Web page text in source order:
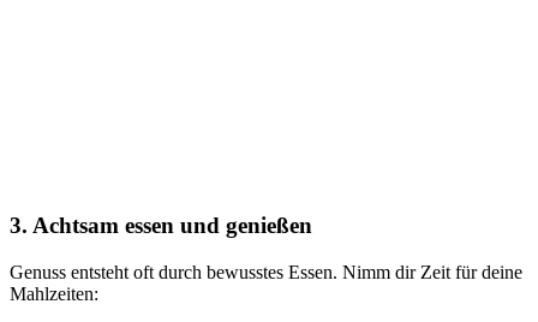
3. Achtsam essen und genießen
Genuss entsteht oft durch bewusstes Essen. Nimm dir Zeit für deine
Mahlzeiten: